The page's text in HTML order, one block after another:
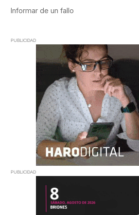
PUBLICIDAD
PUBLICIDAD